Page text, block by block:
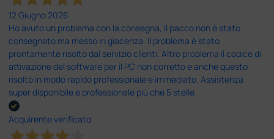
12 Giugno 2026
Ho avuto un problema con la consegna, il pacco non è stato
consegnato ma messo in giacenza. Il problema è stato
prontamente risolto dal servizio clienti. Altro problema il codice di
attivazione del software per il PC non corretto e anche questo
risolto in modo rapido professionale e immediato. Assistenza
super disponibile e professionale più che 5 stelle
Acquirente verificato